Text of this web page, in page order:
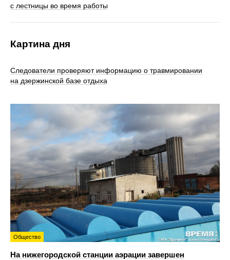
с лестницы во время работы
Картина дня
Следователи проверяют информацию о травмировании
на дзержинской базе отдыха
Общество
На нижегородской станции аэрации завершен